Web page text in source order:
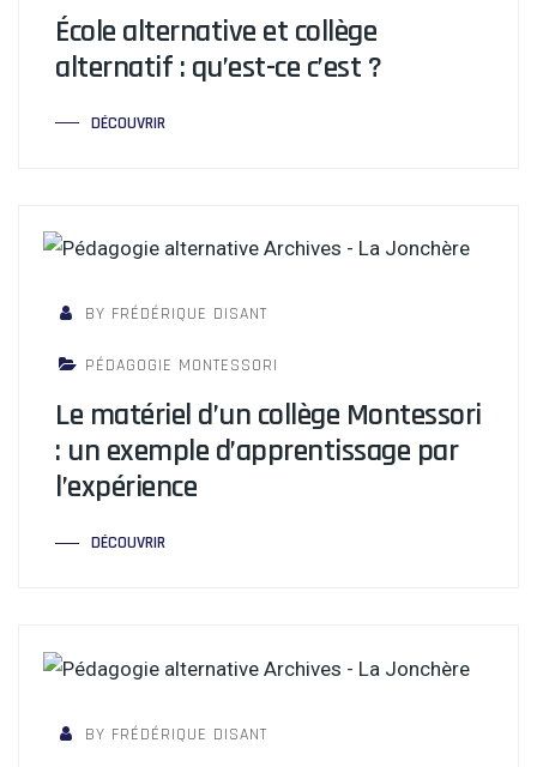
École alternative et collège
alternatif : qu’est-ce c’est ?
DÉCOUVRIR
BY FRÉDÉRIQUE DISANT
PÉDAGOGIE MONTESSORI
Le matériel d’un collège Montessori
: un exemple d’apprentissage par
l’expérience
DÉCOUVRIR
BY FRÉDÉRIQUE DISANT